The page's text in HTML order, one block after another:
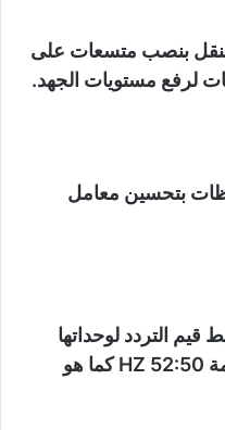
بنصب متسعات على
بتحسين معامل
التردد لوحداتها
العاملة فوق التردد O/F على قيمة 52:50 HZ كما هو